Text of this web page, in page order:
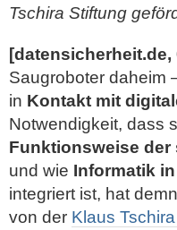
Tschira Stiftung
[datensicherheit.de,
Saugroboter daheim
in Kontakt mit
Notwendigkeit, dass
Funktionsweise
und wie Informatik
integriert ist, hat
von der Klaus